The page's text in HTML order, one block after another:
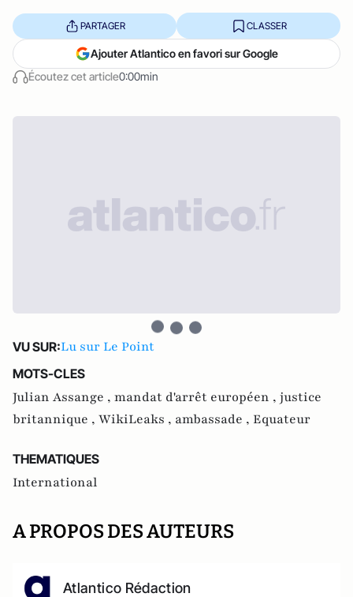
Écoutez cet article0:00min
PARTAGER CLASSER
Ajouter Atlantico en favori sur Google
VU SUR:Lu sur Le Point
MOTS-CLES
Julian Assange , mandat d'arrêt européen , justice
britannique , WikiLeaks , ambassade , Equateur
THEMATIQUES
International
A PROPOS DES AUTEURS
Atlantico Rédaction